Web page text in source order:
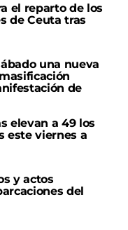
el reparto de los
de Ceuta tras
una nueva
de
elevan a 49 los
este viernes a
y actos
del